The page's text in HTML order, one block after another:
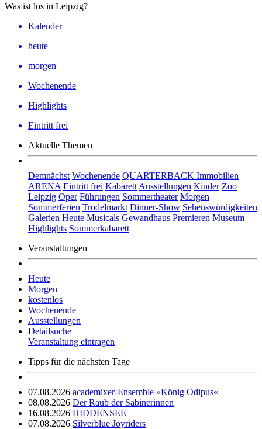
Was ist los in Leipzig?
Kalender
heute
morgen
Wochenende
Highlights
Eintritt frei
Aktuelle Themen
Demnächst Wochenende QUARTERBACK Immobilien
ARENA Eintritt frei Kabarett Ausstellungen Kinder Zoo
Leipzig Oper Führungen Sommertheater Morgen
Sommerferien Trödelmarkt Dinner-Show Sehenswürdigkeiten
Galerien Heute Musicals Gewandhaus Premieren Museum
Highlights Sommerkabarett
Veranstaltungen
Heute
Morgen
kostenlos
Wochenende
Ausstellungen
Detailsuche
Veranstaltung eintragen
Tipps für die nächsten Tage
07.08.2026 academixer-Ensemble »König Ödipus«
08.08.2026 Der Raub der Sabinerinnen
16.08.2026 HIDDENSEE
07.08.2026 Silverblue Joyriders